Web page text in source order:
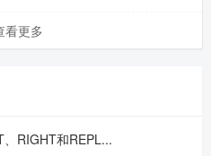
看更多
、RIGHT和REPL...